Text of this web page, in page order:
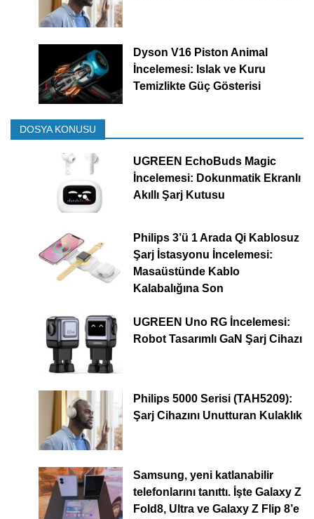
Dyson V16 Piston Animal
İncelemesi: Islak ve Kuru
Temizlikte Güç Gösterisi
DOSYA KONUSU
UGREEN EchoBuds Magic
İncelemesi: Dokunmatik Ekranlı
Akıllı Şarj Kutusu
Philips 3’ü 1 Arada Qi Kablosuz
Şarj İstasyonu İncelemesi:
Masaüstünde Kablo
Kalabalığına Son
UGREEN Uno RG İncelemesi:
Robot Tasarımlı GaN Şarj Cihazı
Philips 5000 Serisi (TAH5209):
Şarj Cihazını Unutturan Kulaklık
Samsung, yeni katlanabilir
telefonlarını tanıttı. İşte Galaxy Z
Fold8, Ultra ve Galaxy Z Flip 8’e